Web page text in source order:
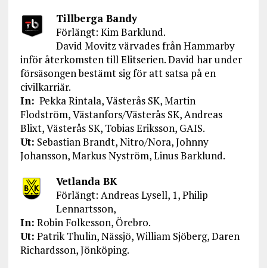
Tillberga Bandy
Förlängt: Kim Barklund.
David Movitz värvades från Hammarby
inför återkomsten till Elitserien. David har under
försäsongen bestämt sig för att satsa på en
civilkarriär.
In: Pekka Rintala, Västerås SK, Martin
Flodström, Västanfors/Västerås SK, Andreas
Blixt, Västerås SK, Tobias Eriksson, GAIS.
Ut: Sebastian Brandt, Nitro/Nora, Johnny
Johansson, Markus Nyström, Linus Barklund.
Vetlanda BK
Förlängt: Andreas Lysell, 1, Philip
Lennartsson,
In: Robin Folkesson, Örebro.
Ut: Patrik Thulin, Nässjö, William Sjöberg, Daren
Richardsson, Jönköping.